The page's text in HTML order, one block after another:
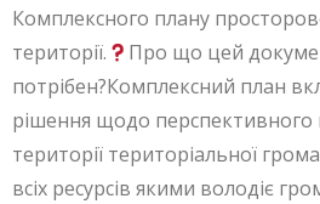
Комплексного плану
території.
Про що цей
потрібен?Комплексний план
рішення щодо перспективного
території територіальної
всіх ресурсів якими володіє